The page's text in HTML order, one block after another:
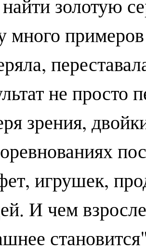
золотую
много
не
зрения,
игрушек,
И чем